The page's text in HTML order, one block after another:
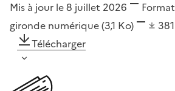
Mis à jour le 8 juillet 2026 Format
gironde numérique(3,1 Ko) 381
Télécharger